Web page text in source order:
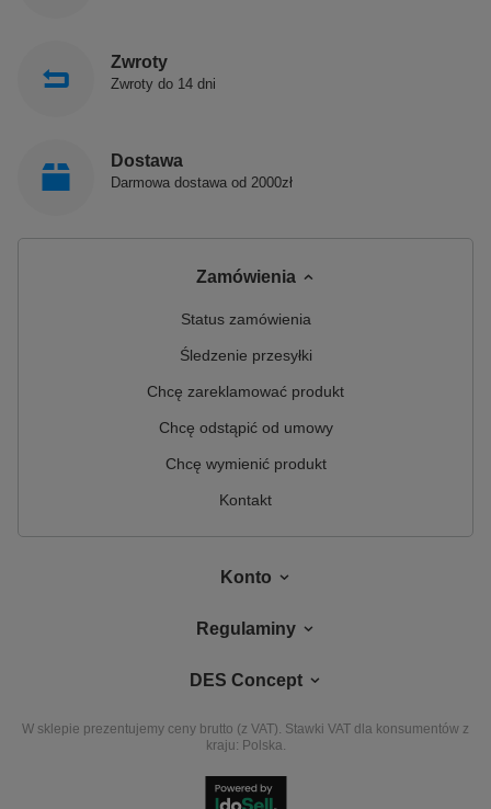
Zwroty
Zwroty do 14 dni
Dostawa
Darmowa dostawa od 2000zł
Zamówienia
Status zamówienia
Śledzenie przesyłki
Chcę zareklamować produkt
Chcę odstąpić od umowy
Chcę wymienić produkt
Kontakt
Konto
Regulaminy
DES Concept
W sklepie prezentujemy ceny brutto (z VAT). Stawki VAT dla konsumentów z
kraju: Polska.